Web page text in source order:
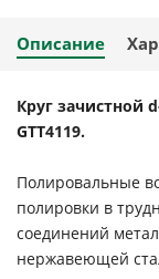
Описание
Круг зачистной
GTT4119.
Полировальные
полировки в
соединений
нержавеющей